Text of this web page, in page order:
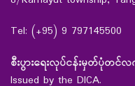
Tel: (+95) 9 797145500
စီးပွားရေးလုပ်ငန်းမှတ်ပုံတ
Issued by the DICA.